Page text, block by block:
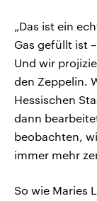
„Das ist ein
Gas gefüllt ist
Und wir
den Zeppelin.
Hessischen
dann
beobachten,
immer mehr
So wie Maries